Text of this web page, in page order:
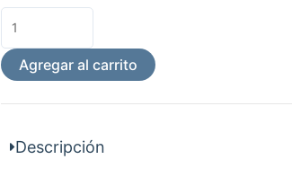
Doble
Huevo)
cantidad
Agregar al carrito
Descripción